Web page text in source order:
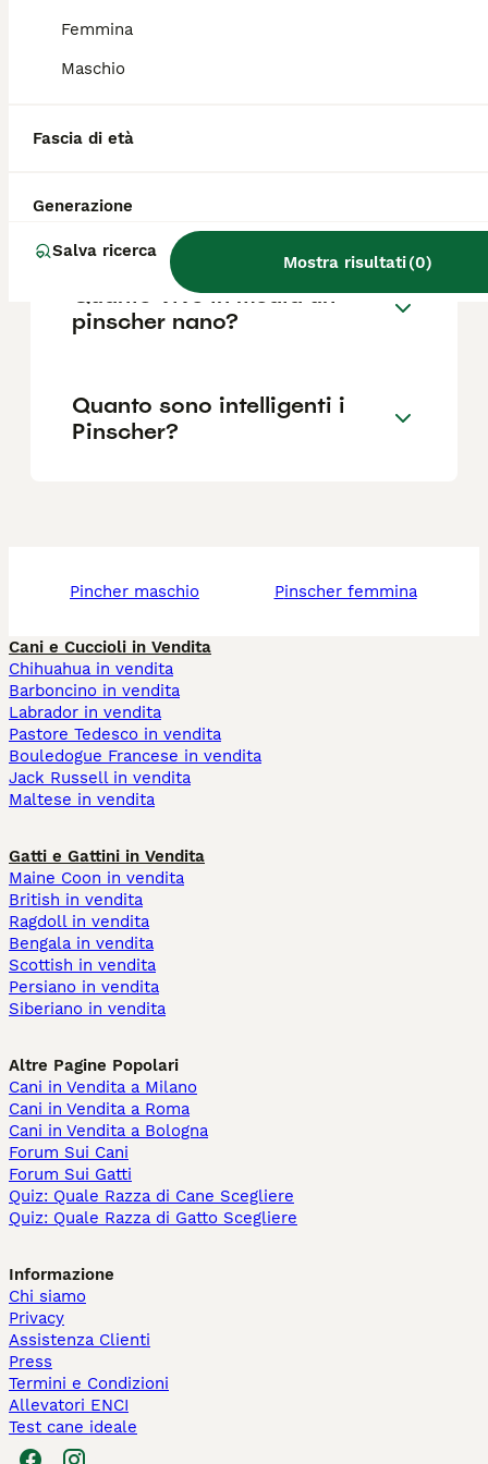
Femmina
Maschio
Fascia di età
Generazione
Salva ricerca
Mostra risultati(0)
Quali sono i difetti dei
molto?
Quanto vive in media un
pinscher nano?
Quanto sono intelligenti i
Pinscher?
pincher maschio pinscher femmina
Cani e Cuccioli in Vendita
Chihuahua in vendita
Barboncino in vendita
Labrador in vendita
Pastore Tedesco in vendita
Bouledogue Francese in vendita
Jack Russell in vendita
Maltese in vendita
Gatti e Gattini in Vendita
Maine Coon in vendita
British in vendita
Ragdoll in vendita
Bengala in vendita
Scottish in vendita
Persiano in vendita
Siberiano in vendita
Altre Pagine Popolari
Cani in Vendita a Milano
Cani in Vendita a Roma
Cani in Vendita a Bologna
Forum Sui Cani
Forum Sui Gatti
Quiz: Quale Razza di Cane Scegliere
Quiz: Quale Razza di Gatto Scegliere
Informazione
Chi siamo
Privacy
Assistenza Clienti
Press
Termini e Condizioni
Allevatori ENCI
Test cane ideale